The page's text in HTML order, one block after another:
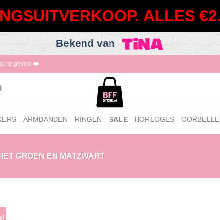
ALLES
Bekend van
te geven! ❤️
ARMBANDEN RINGEN SALE HORLOGES
GROEN EN MATZWART